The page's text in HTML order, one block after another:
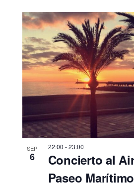
SEP
6
22:00 -23:00
Concierto al
Paseo Marítimo